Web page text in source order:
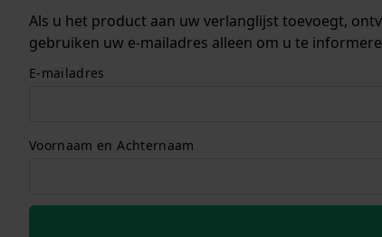
Als u het product aan uw verlanglijst toevoegt,
gebruiken uw e-mailadres alleen om u te
E-mailadres
Voornaam en Achternaam